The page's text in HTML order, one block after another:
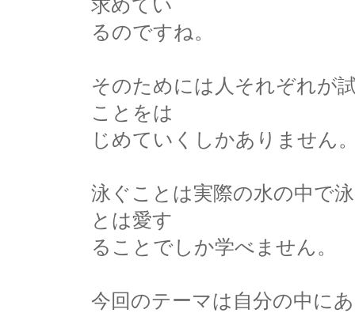
求めてい
るのですね。
そのためには人それぞれが
ことをは
じめていくしかありません
泳ぐことは実際の水の中で
とは愛す
ることでしか学べません。
今回のテーマは自分の中に